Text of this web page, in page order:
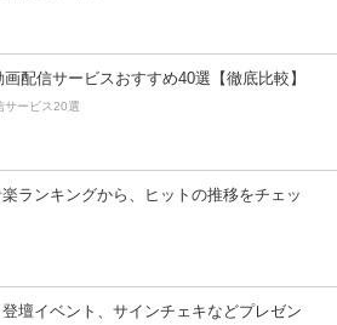
配信サービスおすすめ40選【徹底比較】
サービス20選
ランキングから、ヒットの推移をチェッ
壇イベント、サインチェキなどプレゼン